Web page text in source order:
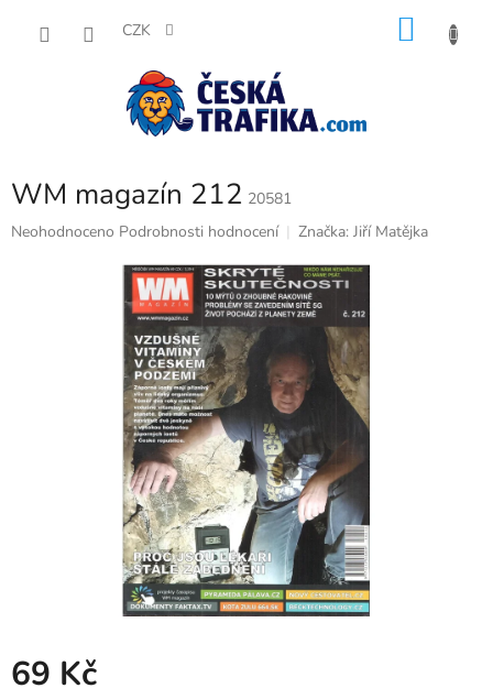
CZK
WM magazín 212 20581
Průměrné
Neohodnoceno Podrobnosti hodnocení Značka: Jiří Matějka
69 Kč